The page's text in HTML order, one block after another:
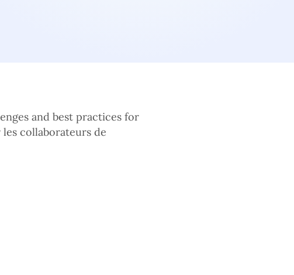
and best practices for
collaborateurs de